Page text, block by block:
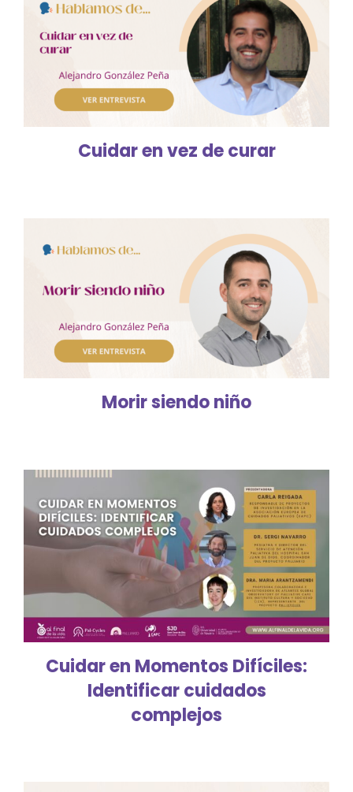
Cuidar en vez de curar
Morir siendo niño
Cuidar en Momentos Difíciles:
Identificar cuidados
complejos